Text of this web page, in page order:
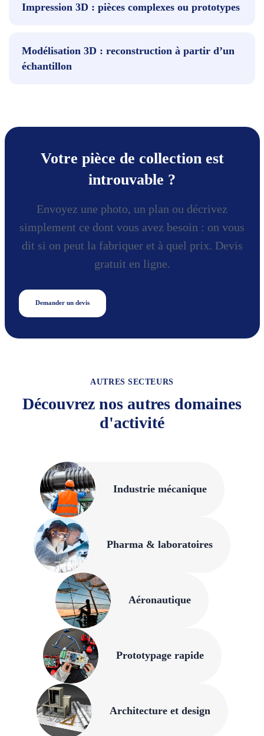
Impression 3D : pièces complexes ou prototypes
Modélisation 3D : reconstruction à partir d’un
échantillon
Votre pièce de collection est
introuvable ?
Envoyez une photo, un plan ou décrivez
simplement ce dont vous avez besoin : on vous
dit si on peut la fabriquer et à quel prix. Devis
gratuit en ligne.
Demander un devis
AUTRES SECTEURS
Découvrez nos autres domaines
d'activité
Industrie mécanique
Pharma & laboratoires
Aéronautique
Prototypage rapide
Architecture et design